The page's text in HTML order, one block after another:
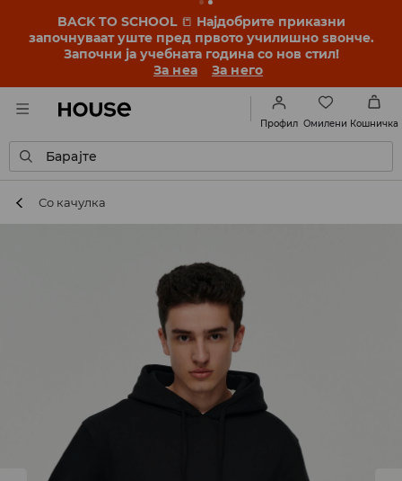
BACK TO SCHOOL 📒 Најдобрите приказни
започнуваат уште пред првото училишно ѕвонче.
Започни ја учебната година со нов стил!
За неа
За него
Профил Омилени Кошничка
Барајте
Со качулка